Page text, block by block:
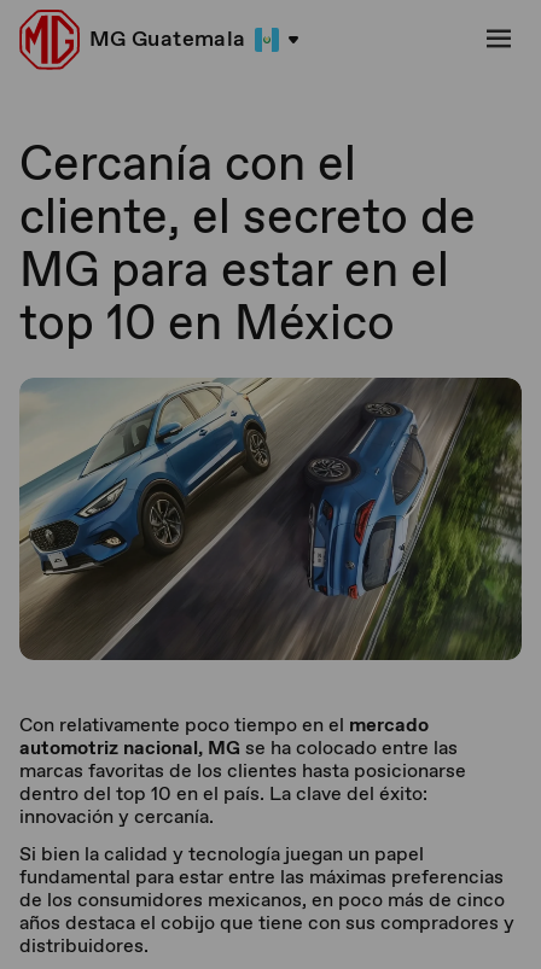
MG Guatemala
Cercanía con el
cliente, el secreto de
MG para estar en el
top 10 en México
Con relativamente poco tiempo en el mercado
automotriz nacional, MG se ha colocado entre las
marcas favoritas de los clientes hasta posicionarse
dentro del top 10 en el país. La clave del éxito:
innovación y cercanía.
Si bien la calidad y tecnología juegan un papel
fundamental para estar entre las máximas preferencias
de los consumidores mexicanos, en poco más de cinco
años destaca el cobijo que tiene con sus compradores y
distribuidores.